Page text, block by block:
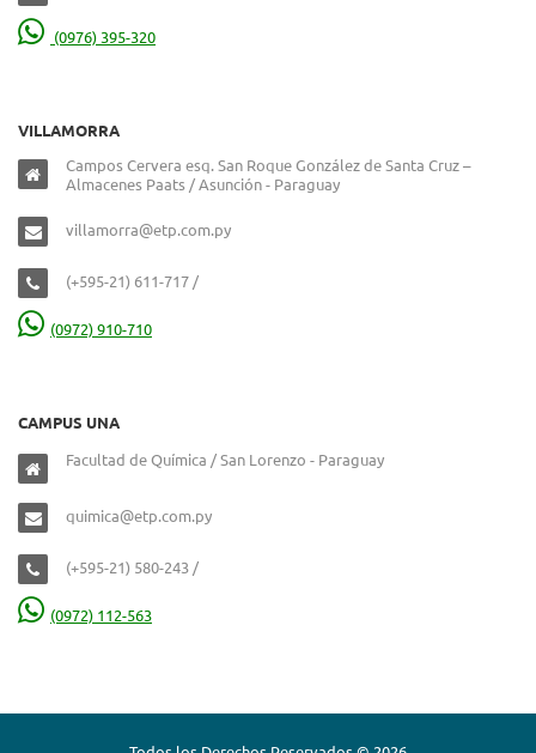
(0976) 395-320
VILLAMORRA
Campos Cervera esq. San Roque González de Santa Cruz –
Almacenes Paats / Asunción - Paraguay
villamorra@etp.com.py
(+595-21) 611-717 /
(0972) 910-710
CAMPUS UNA
Facultad de Química / San Lorenzo - Paraguay
quimica@etp.com.py
(+595-21) 580-243 /
(0972) 112-563